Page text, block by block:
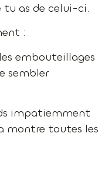
tu as de celui-ci.
:
embouteillages
sembler
impatiemment
montre toutes les